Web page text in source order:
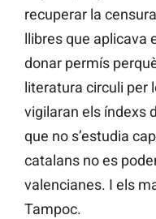
recuperar la
llibres que aplicava
donar permís
literatura circuli per
vigilaran els índexs
que no s’estudia
catalans no es
valencianes. I els
Tampoc.